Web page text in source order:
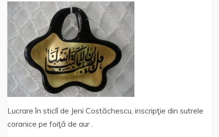
Lucrare în sticlî de Jeni Costăchescu, inscripţie din sutrele
coranice pe foiţă de aur .